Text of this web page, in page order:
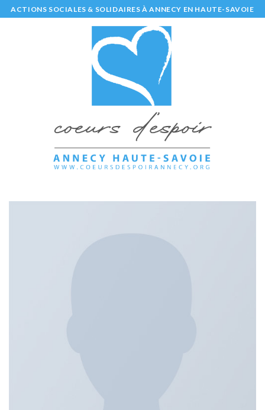
Skip
to
ACTIONS SOCIALES & SOLIDAIRES À ANNECY EN HAUTE-SAVOIE